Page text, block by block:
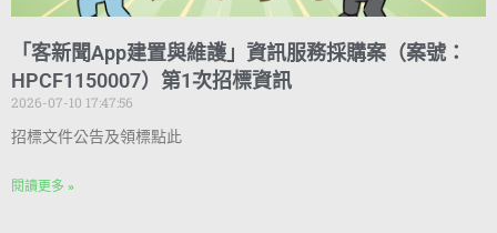
「客新聞App建置與維護」資訊服務採購案（案號：
HPCF1150007）第1次招標資訊
2026-07-10 17:47:56
招標文件公告及領標點此
閱讀更多 »